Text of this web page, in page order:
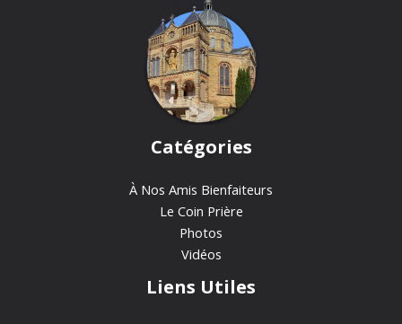
Catégories
À Nos Amis Bienfaiteurs
Le Coin Prière
Photos
Vidéos
Liens Utiles